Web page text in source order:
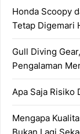
Honda Scoopy
Tetap Digemari
Gull Diving
Pengalaman
Apa Saja Risiko
Mengapa